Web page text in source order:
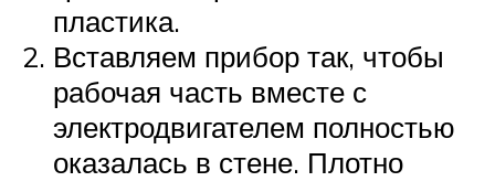
пластика.
Вставляем прибор так, чтобы
рабочая часть вместе с
электродвигателем полностью
оказалась в стене. Плотно